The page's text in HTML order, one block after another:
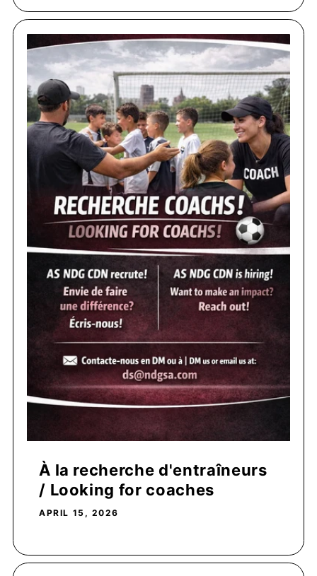
À la recherche d'entraîneurs
/ Looking for coaches
APRIL 15, 2026